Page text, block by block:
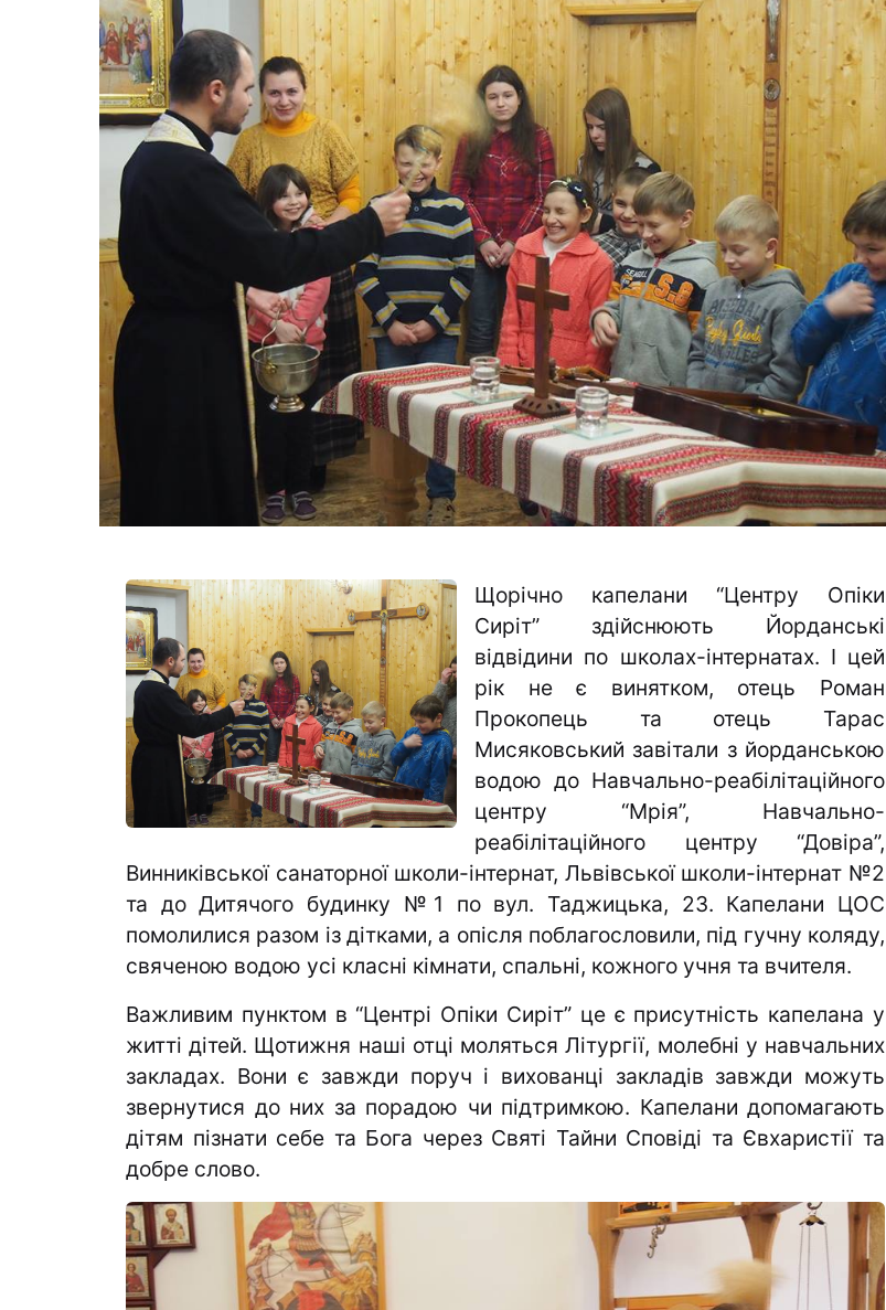
Щорічно капелани “Центру Опіки
Сиріт” здійснюють Йорданські
відвідини по школах-інтернатах. І цей
рік не є винятком, отець Роман
Прокопець та отець Тарас
Мисяковський завітали з йорданською
водою до Навчально-реабілітаційного
центру “Мрія”, Навчально-
реабілітаційного центру “Довіра”,
Винниківської санаторної школи-інтернат, Львівської школи-інтернат №2
та до Дитячого будинку №1 по вул. Таджицька, 23. Капелани ЦОС
помолилися разом із дітками, а опісля поблагословили, під гучну коляду,
свяченою водою усі класні кімнати, спальні, кожного учня та вчителя.
Важливим пунктом в “Центрі Опіки Сиріт” це є присутність капелана у
житті дітей. Щотижня наші отці моляться Літургії, молебні у навчальних
закладах. Вони є завжди поруч і вихованці закладів завжди можуть
звернутися до них за порадою чи підтримкою. Капелани допомагають
дітям пізнати себе та Бога через Святі Тайни Сповіді та Євхаристії та
добре слово.